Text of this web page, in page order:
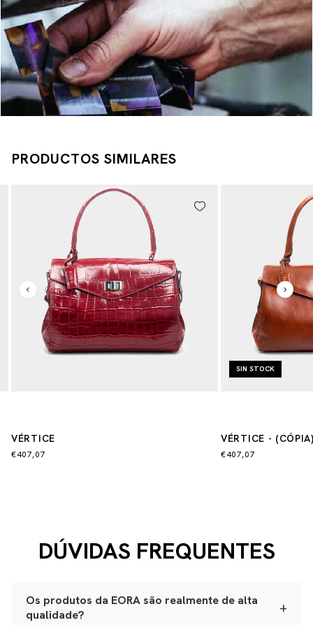
PRODUCTOS SIMILARES
VÉRTICE
€407,07
SIN STOCK
VÉRTICE -
€407,07
DÚVIDAS FREQUENTES
Os produtos da EORA são realmente de alta
qualidade?
+